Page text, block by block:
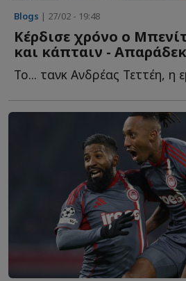
Blogs | 27/02 - 19:48
Κέρδισε χρόνο ο
και κάπταιν -